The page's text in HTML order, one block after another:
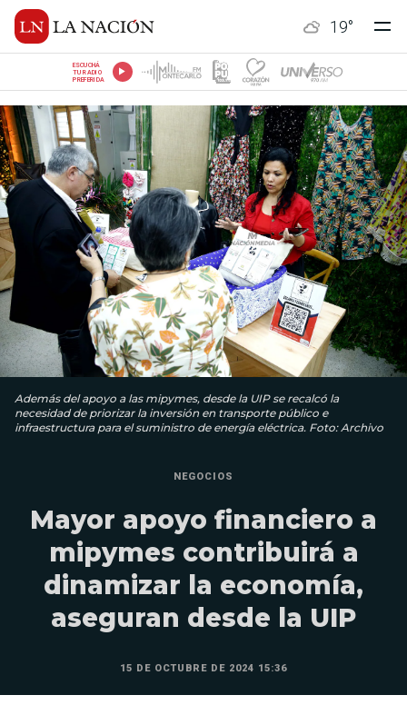
19°
ESCUCHÁ
TU RADIO
PREFERIDA
Además del apoyo a las mipymes, desde la UIP se recalcó la
necesidad de priorizar la inversión en transporte público e
infraestructura para el suministro de energía eléctrica. Foto: Archivo
NEGOCIOS
Mayor apoyo financiero a
mipymes contribuirá a
dinamizar la economía,
aseguran desde la UIP
15 DE OCTUBRE DE 2024 15:36